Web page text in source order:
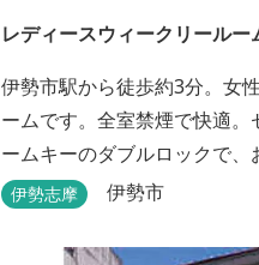
レディースウィークリールー
伊勢市駅から徒歩約3分。女
ームです。全室禁煙で快適
ームキーのダブルロックで、
宿泊できます。
伊勢志摩 伊勢市